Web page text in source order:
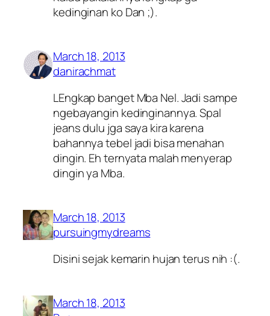
kedinginan ko Dan ;).
March 18, 2013
danirachmat
LEngkap banget Mba Nel. Jadi sampe
ngebayangin kedinginannya. Spal
jeans dulu jga saya kira karena
bahannya tebel jadi bisa menahan
dingin. Eh ternyata malah menyerap
dingin ya Mba.
March 18, 2013
pursuingmydreams
Disini sejak kemarin hujan terus nih :(.
March 18, 2013